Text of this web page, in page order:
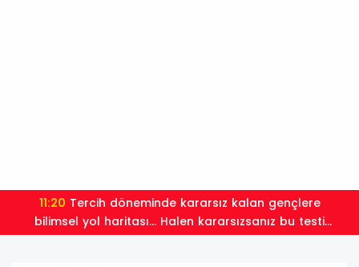
11:20
bilimsel yol haritası... Halen kararsızsanız bu testi
çözün!